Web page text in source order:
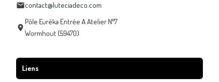
contact@luteciadeco.com
Pôle Eurêka Entrée A Atelier N°7
Wormhout (59470)
Liens